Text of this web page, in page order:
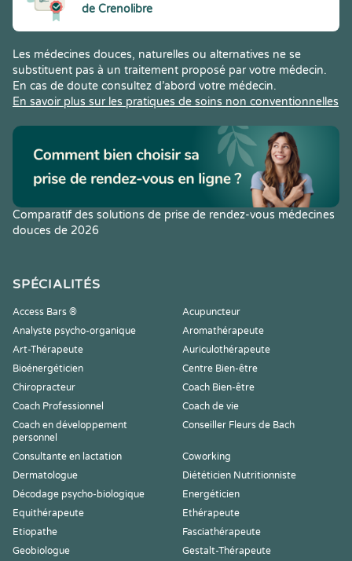
de Crenolibre
Les médecines douces, naturelles ou alternatives ne se
substituent pas à un traitement proposé par votre médecin.
En cas de doute consultez d’abord votre médecin.
En savoir plus sur les pratiques de soins non conventionnelles
Comparatif des solutions de prise de rendez-vous médecines
douces de 2026
SPÉCIALITÉS
Access Bars ®
Acupuncteur
Analyste psycho-organique
Aromathérapeute
Art-Thérapeute
Auriculothérapeute
Bioénergéticien
Centre Bien-être
Chiropracteur
Coach Bien-être
Coach Professionnel
Coach de vie
Coach en développement
personnel
Conseiller Fleurs de Bach
Consultante en lactation
Coworking
Dermatologue
Diététicien Nutritionniste
Décodage psycho-biologique
Energéticien
Equithérapeute
Ethérapeute
Etiopathe
Fasciathérapeute
Geobiologue
Gestalt-Thérapeute